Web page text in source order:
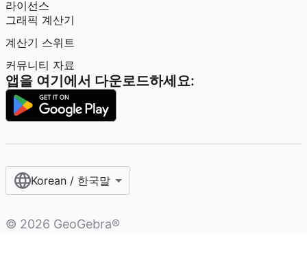
라이선스
그래픽 계산기
계산기 스위트
커뮤니티 자료
앱을 여기에서 다운로드하세요:
Korean / 한국말‎
© 2026 GeoGebra®